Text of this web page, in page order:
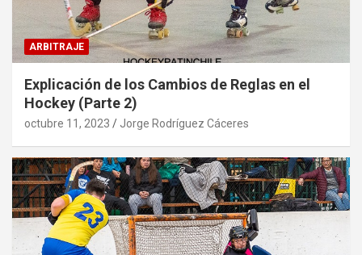
ARBITRAJE
Explicación de los Cambios de Reglas en el
Hockey (Parte 2)
octubre 11, 2023 Jorge Rodríguez Cáceres